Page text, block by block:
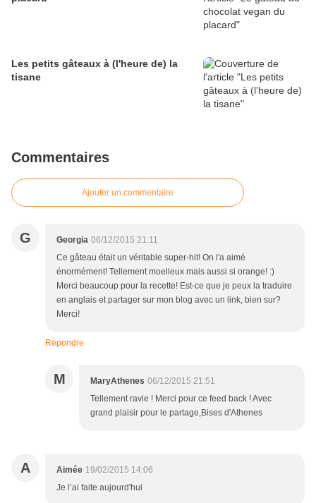
Les petits gâteaux à (l'heure de) la
tisane
Commentaires
Ajouter un commentaire
G Georgia 06/12/2015 21:11
Ce gâteau était un véritable super-hit! On l'a aimé
énormément! Tellement moelleux mais aussi si orange! :)
Merci beaucoup pour la recette! Est-ce que je peux la traduire
en anglais et partager sur mon blog avec un link, bien sur?
Merci!
Répondre
M MaryAthenes 06/12/2015 21:51
Tellement ravie ! Merci pour ce feed back ! Avec
grand plaisir pour le partage,Bises d'Athenes
A Aimée 19/02/2015 14:06
Je l’ai faite aujourd'hui